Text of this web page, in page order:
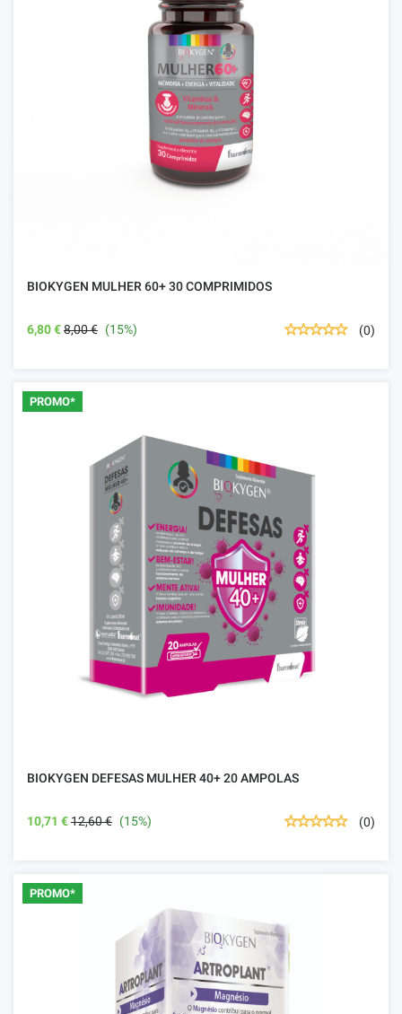
BIOKYGEN MULHER 60+ 30 COMPRIMIDOS
6,80 €8,00 € (15%) (0)
PROMO*
BIOKYGEN DEFESAS MULHER 40+ 20 AMPOLAS
10,71 €12,60 € (15%) (0)
PROMO*